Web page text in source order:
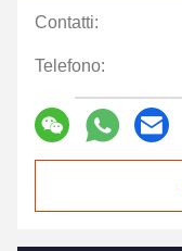
Contatti:
Telefono: